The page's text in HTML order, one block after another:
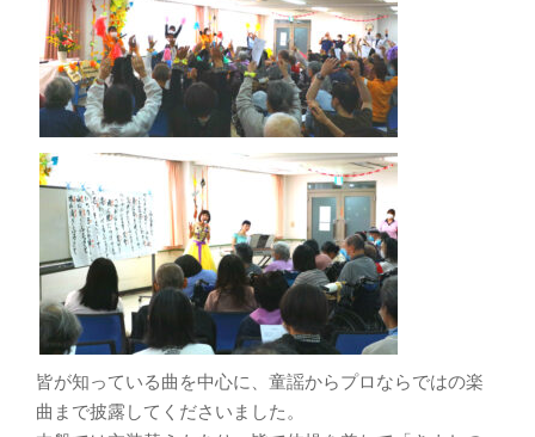
皆が知っている曲を中心に、童謡からプロならではの楽
曲まで披露してくださいました。